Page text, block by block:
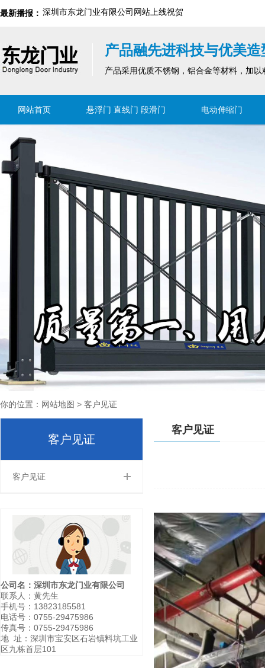
最新播报：
深圳市东龙门业有限公司网站上线祝贺
产品融先进科技与优美
产品采用优质不锈钢，铝合金等材料，加
网站首页 悬浮门 直线门 段滑门 电动伸缩门
你的位置：网站地图 > 客户见证
客户见证
客户见证
公司名：深圳市东龙门业有限公司
联系人：黄先生
手机号：13823185581
电话号：0755-29475986
传真号：0755-29475986
地 址：深圳市宝安区石岩镇料坑工业
区九栋首层101
客户见证